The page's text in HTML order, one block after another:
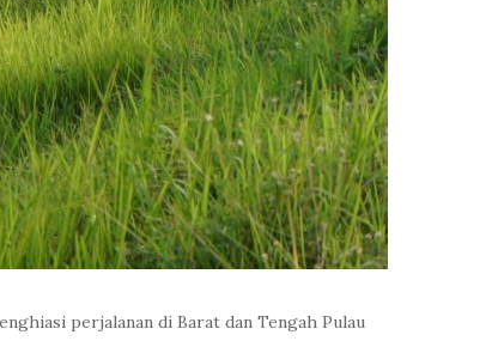
perjalanan di Barat dan Tengah Pulau